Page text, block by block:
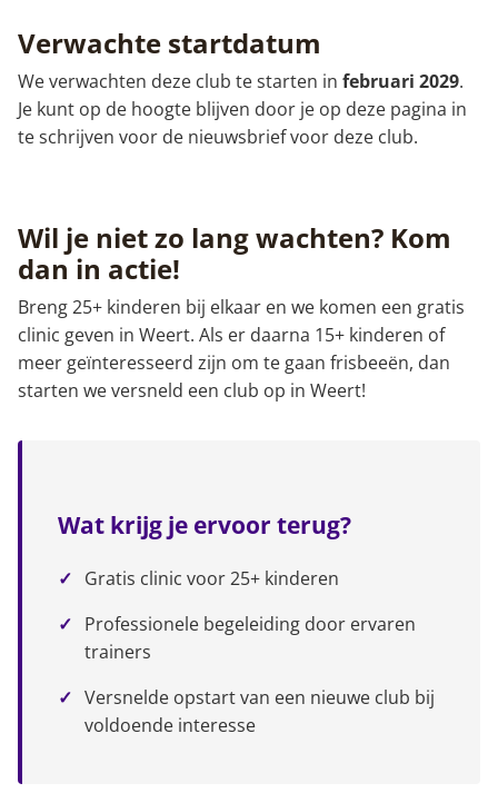
Verwachte startdatum
We verwachten deze club te starten in februari 2029.
Je kunt op de hoogte blijven door je op deze pagina in
te schrijven voor de nieuwsbrief voor deze club.
Wil je niet zo lang wachten? Kom
dan in actie!
Breng 25+ kinderen bij elkaar en we komen een gratis
clinic geven in Weert. Als er daarna 15+ kinderen of
meer geïnteresseerd zijn om te gaan frisbeeën, dan
starten we versneld een club op in Weert!
Wat krijg je ervoor terug?
Gratis clinic voor 25+ kinderen
Professionele begeleiding door ervaren
trainers
Versnelde opstart van een nieuwe club bij
voldoende interesse